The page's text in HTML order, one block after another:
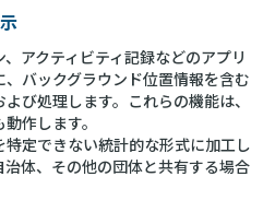
アクティビティ記録などのアプリ
バックグラウンド位置情報を含む
び処理します。これらの機能は、
作します。
定できない統計的な形式に加工し
体、その他の団体と共有する場合